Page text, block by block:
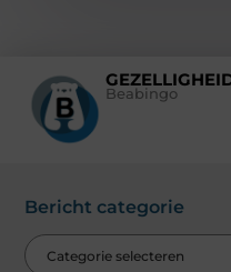
Beabingo
Bericht categorie